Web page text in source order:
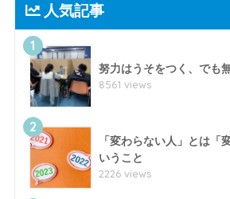
人気記事
1
努力はうそをつく、でも
8561 views
2
「変わらない人」とは「
いうこと
2226 views